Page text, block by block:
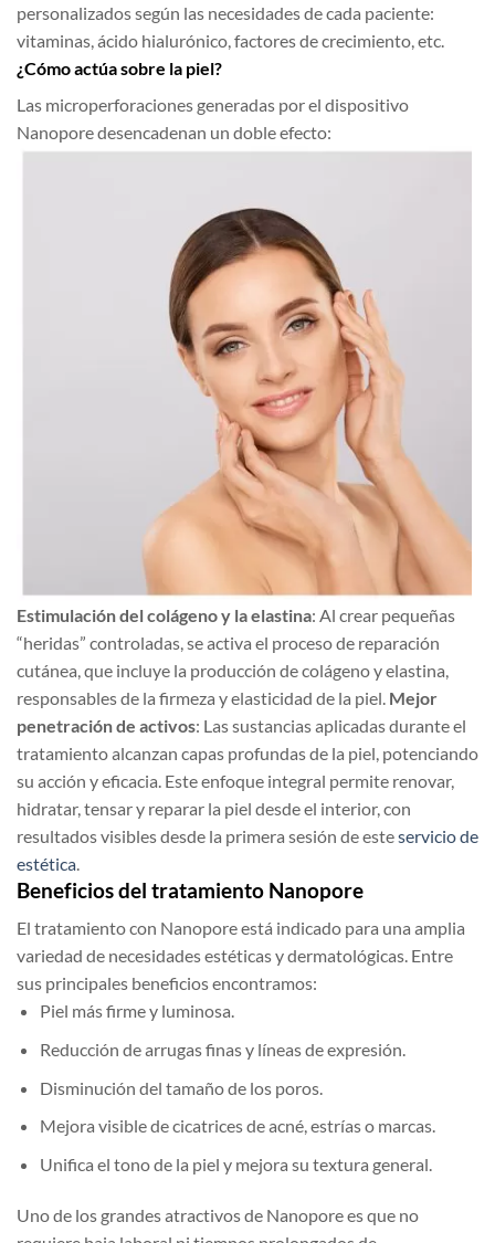
personalizados según las necesidades de cada paciente:
vitaminas, ácido hialurónico, factores de crecimiento, etc.
¿Cómo actúa sobre la piel?
Las microperforaciones generadas por el dispositivo
Nanopore desencadenan un doble efecto:
Estimulación del colágeno y la elastina: Al crear pequeñas
“heridas” controladas, se activa el proceso de reparación
cutánea, que incluye la producción de colágeno y elastina,
responsables de la firmeza y elasticidad de la piel. Mejor
penetración de activos: Las sustancias aplicadas durante el
tratamiento alcanzan capas profundas de la piel, potenciando
su acción y eficacia. Este enfoque integral permite renovar,
hidratar, tensar y reparar la piel desde el interior, con
resultados visibles desde la primera sesión de esteservicio de
estética
Beneficios del tratamiento Nanopore
El tratamiento con Nanopore está indicado para una amplia
variedad de necesidades estéticas y dermatológicas. Entre
sus principales beneficios encontramos:
Piel más firme y luminosa.
Reducción de arrugas finas y líneas de expresión.
Disminución del tamaño de los poros.
Mejora visible de cicatrices de acné, estrías o marcas.
Unifica el tono de la piel y mejora su textura general.
Uno de los grandes atractivos de Nanopore es que no